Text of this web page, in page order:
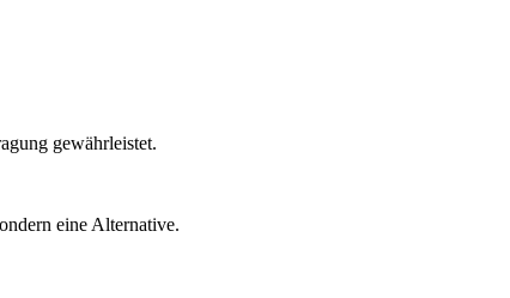
gewährleistet.
eine Alternative.